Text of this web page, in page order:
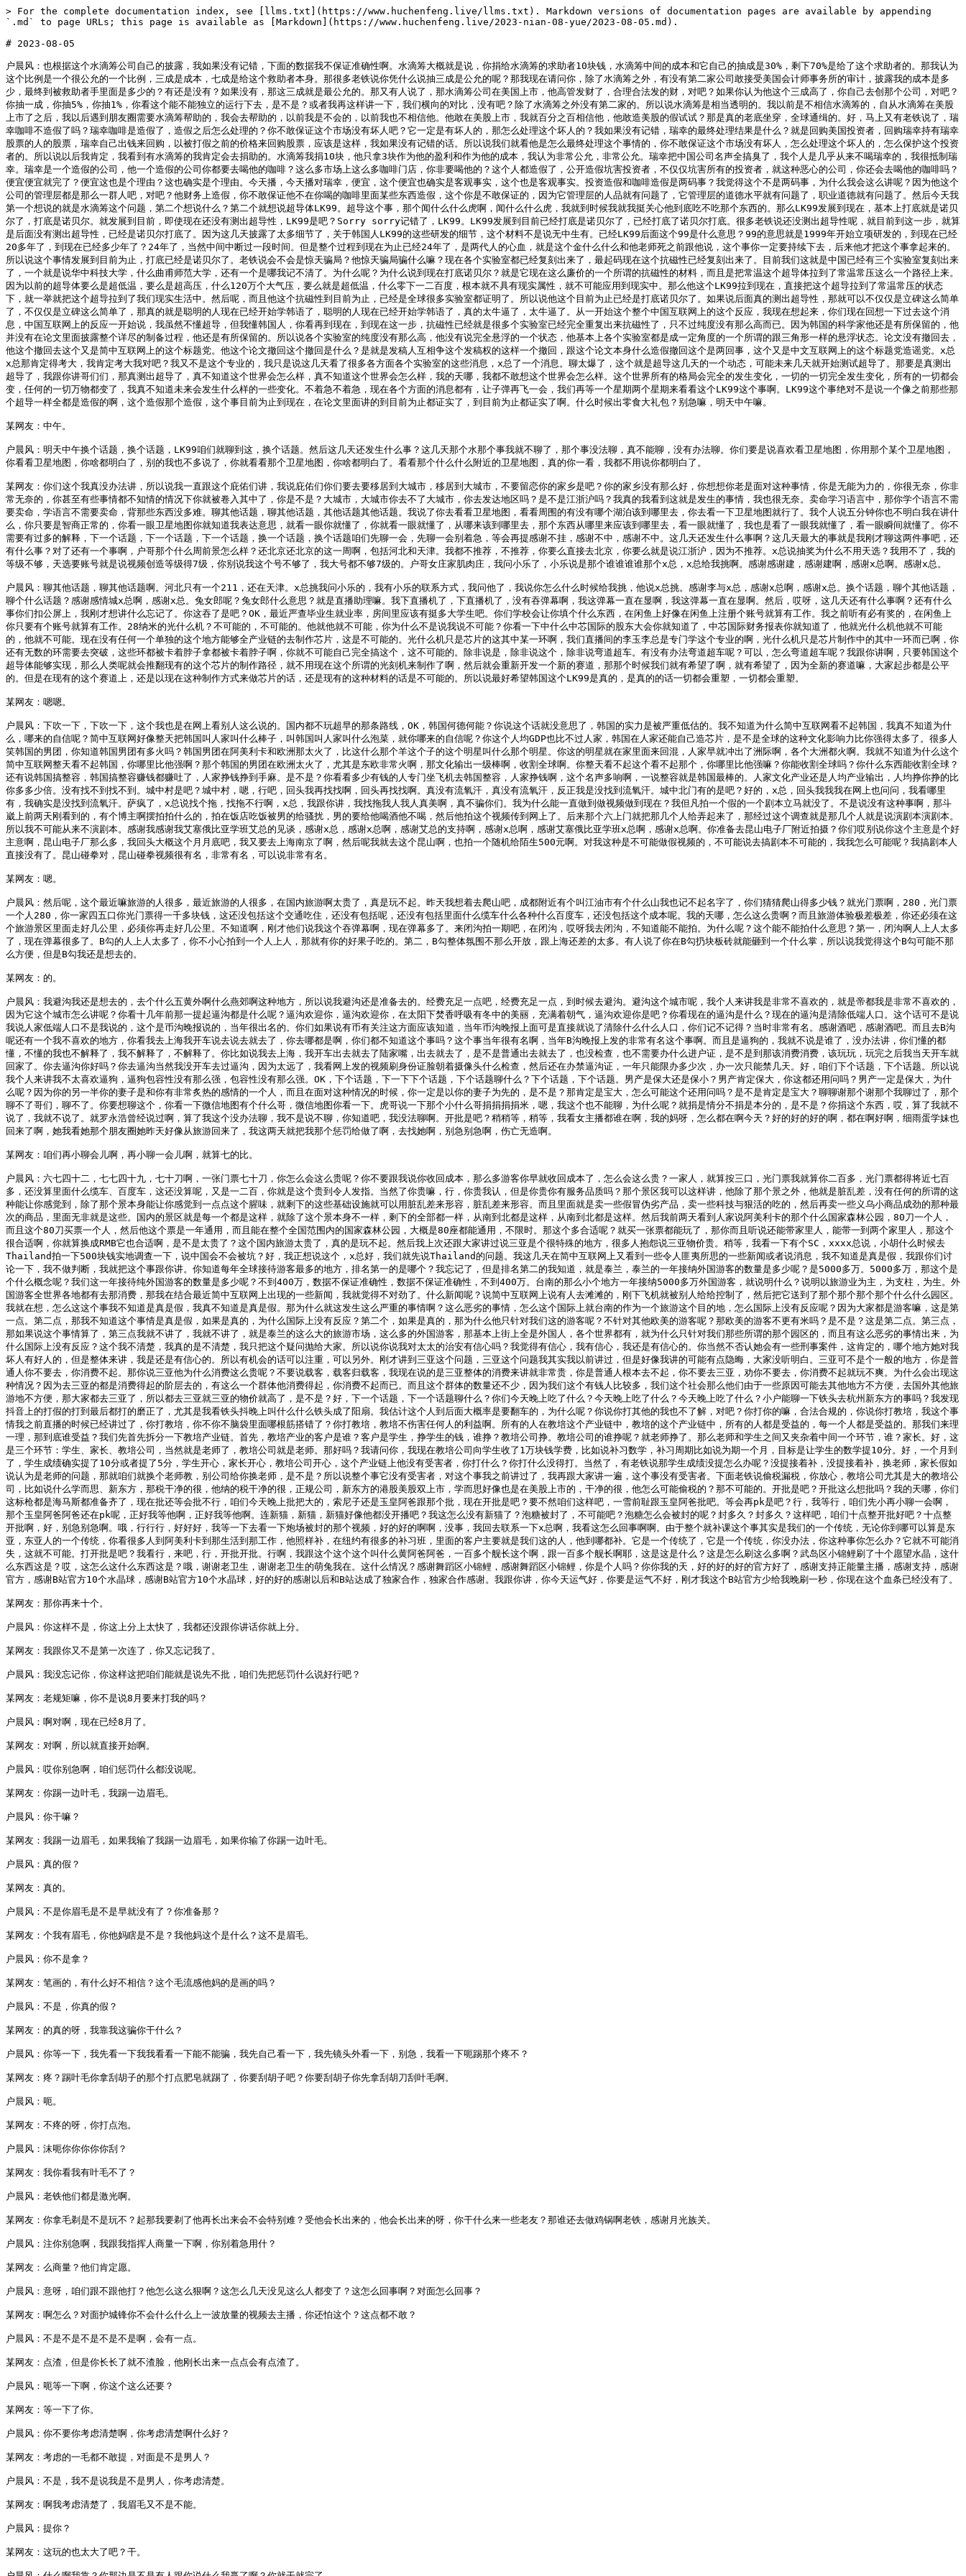
> For the complete documentation index, see [llms.txt](https://www.huchenfeng.live/llms.txt). Markdown versions of documentation pages are available by appending `.md` to page URLs; this page is available as [Markdown](https://www.huchenfeng.live/2023-nian-08-yue/2023-08-05.md).

# 2023-08-05

户晨风：也根据这个水滴筹公司自己的披露，我如果没有记错，下面的数据我不保证准确性啊。水滴筹大概就是说，你捐给水滴筹的求助者10块钱，水滴筹中间的成本和它自己的抽成是30%，剩下70%是给了这个求助者的。那我认为这个比例是一个很公允的一个比例，三成是成本，七成是给这个救助者本身。那很多老铁说你凭什么说抽三成是公允的呢？那我现在请问你，除了水滴筹之外，有没有第二家公司敢接受美国会计师事务所的审计，披露我的成本是多少，最终到被救助者手里面是多少的？有还是没有？如果没有，那这三成就是最公允的。那又有人说了，那水滴筹公司在美国上市，他高管发财了，合理合法发的财，对吧？如果你认为他这个三成高了，你自己去创那个公司，对吧？你抽一成，你抽5%，你抽1%，你看这个能不能独立的运行下去，是不是？或者我再这样讲一下，我们横向的对比，没有吧？除了水滴筹之外没有第二家的。所以说水滴筹是相当透明的。我以前是不相信水滴筹的，自从水滴筹在美股上市了之后，我以后遇到朋友圈需要水滴筹帮助的，我会去帮助的，以前我是不会的，以前我也不相信他。他敢在美股上市，我就百分之百相信他，他敢造美股的假试试？那是真的老底坐穿，全球通缉的。好，马上又有老铁说了，瑞幸咖啡不造假了吗？瑞幸咖啡是造假了，造假之后怎么处理的？你不敢保证这个市场没有坏人吧？它一定是有坏人的，那怎么处理这个坏人的？我如果没有记错，瑞幸的最终处理结果是什么？就是回购美国投资者，回购瑞幸持有瑞幸股票的人的股票，瑞幸自己出钱来回购，以被打假之前的价格来回购股票，应该是这样，我如果没有记错的话。所以说我们就看他是怎么最终处理这个事情的，你不敢保证这个市场没有坏人，怎么处理这个坏人的，怎么保护这个投资者的。所以说以后我肯定，我看到有水滴筹的我肯定会去捐助的。水滴筹我捐10块，他只拿3块作为他的盈利和作为他的成本，我认为非常公允，非常公允。瑞幸把中国公司名声全搞臭了，我个人是几乎从来不喝瑞幸的，我很抵制瑞幸。瑞幸是一个造假的公司，他一个造假的公司你都要去喝他的咖啡？这么多市场上这么多咖啡门店，你非要喝他的？这个人都造假了，公开造假坑害投资者，不仅仅坑害所有的投资者，就这种恶心的公司，你还会去喝他的咖啡吗？便宜便宜就完了？便宜这也是个理由？这也确实是个理由。今天播，今天播对瑞幸，便宜，这个便宜也确实是客观事实，这个也是客观事实。投资造假和咖啡造假是两码事？我觉得这个不是两码事，为什么我会这么讲呢？因为他这个公司的管理层都是那么一群人吧，对吧？他财务上造假，你不敢保证他不在你喝的咖啡里面某些东西造假，这个你是不敢保证的，因为它管理层的人品就有问题了，它管理层的道德水平就有问题了，职业道德就有问题了。然后今天我第一个想说的就是水滴筹这个问题，第二个想说什么？第二个就想说超导体LK99。超导这个事，那个闻什么什么虎啊，闻什么什么虎，我就到时候我就我挺关心他到底吃不吃那个东西的。那么LK99发展到现在，基本上打底就是诺贝尔了，打底是诺贝尔。就发展到目前，即使现在还没有测出超导性，LK99是吧？Sorry sorry记错了，LK99。LK99发展到目前已经打底是诺贝尔了，已经打底了诺贝尔打底。很多老铁说还没测出超导性呢，就目前到这一步，就算是后面没有测出超导性，已经是诺贝尔打底了。因为这几天披露了太多细节了，关于韩国人LK99的这些研发的细节，这个材料不是说无中生有。已经LK99后面这个99是什么意思？99的意思就是1999年开始立项研发的，到现在已经20多年了，到现在已经多少年了？24年了，当然中间中断过一段时间。但是整个过程到现在为止已经24年了，是两代人的心血，就是这个金什么什么和他老师死之前跟他说，这个事你一定要持续下去，后来他才把这个事拿起来的。所以说这个事情发展到目前为止，打底已经是诺贝尔了。老铁说会不会是惊天骗局？他惊天骗局骗什么嘛？现在各个实验室都已经复刻出来了，最起码现在这个抗磁性已经复刻出来了。目前我们这就是中国已经有三个实验室复刻出来了，一个就是说华中科技大学，什么曲甫师范大学，还有一个是哪我记不清了。为什么呢？为什么说到现在打底诺贝尔？就是它现在这么廉价的一个所谓的抗磁性的材料，而且是把常温这个超导体拉到了常温常压这么一个路径上来。因为以前的超导体要么是超低温，要么是超高压，什么120万个大气压，要么就是超低温，什么零下一二百度，根本就不具有现实属性，就不可能应用到现实中。那么他这个LK99拉到现在，直接把这个超导拉到了常温常压的状态下，就一举就把这个超导拉到了我们现实生活中。然后呢，而且他这个抗磁性到目前为止，已经是全球很多实验室都证明了。所以说他这个目前为止已经是打底诺贝尔了。如果说后面真的测出超导性，那就可以不仅仅是立碑这么简单了，不仅仅是立碑这么简单了，那真的就是聪明的人现在已经开始学韩语了，聪明的人现在已经开始学韩语了，真的太牛逼了，太牛逼了。从一开始这个整个中国互联网上的这个反应，我现在想起来，你们现在回想一下过去这个消息，中国互联网上的反应一开始说，我虽然不懂超导，但我懂韩国人，你看再到现在，到现在这一步，抗磁性已经就是很多个实验室已经完全重复出来抗磁性了，只不过纯度没有那么高而已。因为韩国的科学家他还是有所保留的，他并没有在论文里面披露整个详尽的制备过程，他还是有所保留的。所以说各个实验室的纯度没有那么高，他没有说完全悬浮的一个状态，他基本上各个实验室都是成一定角度的一个所谓的跟三角形一样的悬浮状态。论文没有撤回去，他这个撤回去这个又是简中互联网上的这个标题党。他这个论文撤回这个撤回是什么？是就是发稿人互相争这个发稿权的这样一个撤回，跟这个论文本身什么造假撤回这个是两回事，这个又是中文互联网上的这个标题党造谣党。x总x总那肯定得考大，我肯定考大我对吧？我又不是这个专业的，我只是说这几天看了很多各方面各个实验室的这些消息，x总了一个消息。聊太爆了，这个就是超导这几天的一个动态，可能未来几天就开始测试超导了。那要是真测出超导了，我跟你讲哥们们，那真测出超导了，真不知道这个世界会怎么样，真不知道这个世界会怎么样，我的天哪，我都不敢想这个世界会怎么样。这个世界所有的格局会完全的发生变化，一切的一切完全发生变化，所有的一切都会变，任何的一切万物都变了，我真不知道未来会发生什么样的一些变化。不着急不着急，现在各个方面的消息都有，让子弹再飞一会，我们再等一个星期两个星期来看看这个LK99这个事啊。LK99这个事绝对不是说一个像之前那些那个超导一样全都是造假的啊，这个造假那个造假，这个事目前为止到现在，在论文里面讲的到目前为止都证实了，到目前为止都证实了啊。什么时候出零食大礼包？别急嘛，明天中午嘛。

某网友：中午。

户晨风：明天中午换个话题，换个话题，LK99咱们就聊到这，换个话题。然后这几天还发生什么事？这几天那个水那个事我就不聊了，那个事没法聊，真不能聊，没有办法聊。你们要是说喜欢看卫星地图，你用那个某个卫星地图，你看看卫星地图，你啥都明白了，别的我也不多说了，你就看看那个卫星地图，你啥都明白了。看看那个什么什么附近的卫星地图，真的你一看，我都不用说你都明白了。

某网友：你们这个我真没办法讲，所以说我一直跟这个庇佑们讲，我说庇佑们你们要去要移居到大城市，移居到大城市，不要留恋你的家乡是吧？你的家乡没有那么好，你想想你老是面对这种事情，你是无能为力的，你很无奈，你非常无奈的，你甚至有些事情都不知情的情况下你就被卷入其中了，你是不是？大城市，大城市你去不了大城市，你去发达地区吗？是不是江浙沪吗？我真的我看到这就是发生的事情，我也很无奈。卖命学习语言中，那你学个语言不需要卖命，学语言不需要卖命，背那些东西没多难。聊其他话题，聊其他话题，其他话题其他话题。我说了你去看看卫星地图，看看周围的有没有哪个湖泊该到哪里去，你去看一下卫星地图就行了。我个人说五分钟你也不明白我在讲什么，你只要是智商正常的，你看一眼卫星地图你就知道我表达意思，就看一眼你就懂了，你就看一眼就懂了，从哪来该到哪里去，那个东西从哪里来应该到哪里去，看一眼就懂了，我也是看了一眼我就懂了，看一眼瞬间就懂了。你不需要有过多的解释，下一个话题，下一个话题，下一个话题，换一个话题，换个话题咱们先聊一会，先聊一会别着急，等会再提感谢不挂，感谢不中，感谢不中。这几天还发生什么事啊？这几天最大的事就是我刚才聊这两件事吧，还有什么事？对了还有一个事啊，户哥那个什么周前景怎么样？还北京还北京的这一周啊，包括河北和天津。我都不推荐，不推荐，你要么直接去北京，你要么就是说江浙沪，因为不推荐。x总说抽奖为什么不用天选？我用不了，我的等级不够，天选要账号就是说视频创造等级得7级，你别说我这个号不够了，我大号都不够7级的。户哥女庄家肌肉庄，我问小乐了，小乐说是那个谁谁谁谁那个x总，x总给我挑啊。感谢感谢建，感谢建啊，感谢x总啊。感谢x总。

户晨风：聊其他话题，聊其他话题啊。河北只有一个211，还在天津。x总挑我问小乐的，我有小乐的联系方式，我问他了，我说你怎么什么时候给我挑，他说x总挑。感谢李与x总，感谢x总啊，感谢x总。换个话题，聊个其他话题，聊个什么话题？感谢感情城x总啊，感谢x总。兔女郎呢？兔女郎什么意思？就是直播助理嘛。我下直播机了，下直播机了，没有吞弹幕啊，我这弹幕一直在显啊，我这弹幕一直在显啊。然后，哎呀，这几天还有什么事啊？还有什么事你们扣公屏上，我刚才想讲什么忘记了。你这吞了是吧？OK，最近严查毕业生就业率，房间里应该有挺多大学生吧。你们学校会让你填个什么东西，在闲鱼上好像在闲鱼上注册个账号就算有工作。我之前听有必有奖的，在闲鱼上你只要有个账号就算有工作。28纳米的光什么机？不可能的，不可能的。他就他就不可能，你为什么不是说我说不可能？你看一下中什么中芯国际的股东大会你就知道了，中芯国际财务报表你就知道了，他就光什么机他就不可能的，他就不可能。现在没有任何一个单独的这个地方能够全产业链的去制作芯片，这是不可能的。光什么机只是芯片的这其中某一环啊，我们直播间的李玉李总是专门学这个专业的啊，光什么机只是芯片制作中的其中一环而已啊，你还有无数的环需要去突破，这些环都被卡着脖子拿都被卡着脖子啊，你就不可能自己完全搞这个，这不可能的。除非说是，除非说这个，除非说弯道超车。有没有办法弯道超车呢？可以，怎么弯道超车呢？我跟你讲啊，只要韩国这个超导体能够实现，那么人类呢就会推翻现有的这个芯片的制作路径，就不用现在这个所谓的光刻机来制作了啊，然后就会重新开发一个新的赛道，那那个时候我们就有希望了啊，就有希望了，因为全新的赛道嘛，大家起步都是公平的。但是在现有的这个赛道上，还是以现在这种制作方式来做芯片的话，还是现有的这种材料的话是不可能的。所以说最好希望韩国这个LK99是真的，是真的的话一切都会重塑，一切都会重塑。

某网友：嗯嗯。

户晨风：下吹一下，下吹一下，这个我也是在网上看别人这么说的。国内都不玩超早的那条路线，OK，韩国何德何能？你说这个话就没意思了，韩国的实力是被严重低估的。我不知道为什么简中互联网看不起韩国，我真不知道为什么，哪来的自信呢？简中互联网好像整天把韩国叫人家叫什么棒子，叫韩国叫人家叫什么泡菜，就你哪来的自信呢？你这个人均GDP也比不过人家，韩国在人家还能自己造芯片，是不是全球的这种文化影响力比你强得太多了。很多人笑韩国的男团，你知道韩国男团有多火吗？韩国男团在阿美利卡和欧洲那太火了，比这什么那个羊这个子的这个明星叫什么那个明星。你这的明星就在家里面来回混，人家早就冲出了洲际啊，各个大洲都火啊。我就不知道为什么这个简中互联网整天看不起韩国，你哪里比他强啊？那个韩国的男团在欧洲太火了，尤其是东欧非常火啊，那文化输出一级棒啊，收割全球啊。你整天看不起这个看不起那个，你哪里比他强嘛？你能收割全球吗？你什么东西能收割全球？还有说韩国搞整容，韩国搞整容赚钱都赚吐了，人家挣钱挣到手麻。是不是？你看看多少有钱的人专门坐飞机去韩国整容，人家挣钱啊，这个名声多响啊，一说整容就是韩国最棒的。人家文化产业还是人均产业输出，人均挣你挣的比你多多少倍。没有找不到找不到。城中村是吧？城中村，嗯，行吧，回头我再找找啊，回头再找找啊。真没有流氧汗，真没有流氧汗，反正我是没找到流氧汗。城中北门有的是吧？好的，x总，回头我我我在网上也问问，我看哪里有，我确实是没找到流氧汗。萨疯了，x总说找个拖，找拖不行啊，x总，我跟你讲，我找拖我人我人真美啊，真不骗你们。我为什么能一直做到做视频做到现在？我但凡拍一个假的一个剧本立马就没了。不是说没有这种事啊，那斗崴上前两天刚看到的，有个博主啊摆拍拍什么的，拍在饭店吃饭被男的给骚扰，男的要给他喝酒他不喝，然后他拍这个视频传到网上了。后来那个六上门就把那几个人给弄起来了，那经过这个调查就是那几个人就是说演剧本演剧本。所以我不可能从来不演剧本。感谢我感谢我艾塞俄比亚学班艾总的见谈，感谢x总，感谢x总啊，感谢艾总的支持啊，感谢x总啊，感谢艾塞俄比亚学班x总啊，感谢x总啊。你准备去昆山电子厂附近拍摄？你们哎别说你这个主意是个好主意啊，昆山电子厂那么多，我回头大概这个月月底吧，我又要去上海南京了啊，然后呢我就去这个昆山啊，也拍一个随机给陌生500元啊。对我这种是不可能做假视频的，不可能说去搞剧本不可能的，我我怎么可能呢？我搞剧本人直接没有了。昆山碰拳对，昆山碰拳视频很有名，非常有名，可以说非常有名。

某网友：嗯。

户晨风：然后呢，这个最近嘛旅游的人很多，最近旅游的人很多，在国内旅游啊太贵了，真是玩不起。昨天我想着去爬山吧，成都附近有个叫江油市有个什么山我也记不起名字了，你们猜猜爬山得多少钱？就光门票啊，280，光门票一个人280，你一家四五口你光门票得一千多块钱，这还没包括这个交通吃住，还没有包括呢，还没有包括里面什么缆车什么各种什么百度车，还没包括这个成本呢。我的天哪，怎么这么贵啊？而且旅游体验极差极差，你还必须在这个旅游景区里面走好几公里，必须你再走好几公里。不知道啊，刚才他们说我这个吞弹幕啊，现在弹幕多了。来闭沟拍一期吧，在闭沟，哎呀我去闭沟，不知道能不能拍。为什么呢？这个能不能拍什么意思？第一，闭沟啊人上人太多了，现在弹幕很多了。B勾的人上人太多了，你不小心拍到一个人上人，那就有你的好果子吃的。第二，B勾整体氛围不那么开放，跟上海还差的太多。有人说了你在B勾扔块板砖就能砸到一个什么掌，所以说我觉得这个B勾可能不那么方便，但是B勾我还是想去的。

某网友：的。

户晨风：我避沟我还是想去的，去个什么五黄外啊什么燕郊啊这种地方，所以说我避沟还是准备去的。经费充足一点吧，经费充足一点，到时候去避沟。避沟这个城市呢，我个人来讲我是非常不喜欢的，就是帝都我是非常不喜欢的，因为它这个城市怎么讲呢？你看十几年前那一提起逼沟都是什么呢？逼沟欢迎你，逼沟欢迎你，在太阳下焚香呼吸有冬中的美丽，充满着朝气，逼沟欢迎你是吧？你看现在的逼沟是什么？现在的逼沟是清除低端人口。这个话可不是说我说人家低端人口不是我说的，这个是币沟晚报说的，当年很出名的。你们如果说有币有关注这方面应该知道，当年币沟晚报上面可是直接就说了清除什么什么人口，你们记不记得？当时非常有名。感谢酒吧，感谢酒吧。而且去B沟呢还有一个我不喜欢的地方，你看我去上海我开车说去说去就去了，你去哪都是啊，你们都不知道这个事吗？这个事当年很有名啊，当年B沟晚报上发的非常有名这个事啊。而且是逼狗的，我就不说是谁了，没办法讲，你们懂的都懂，不懂的我也不解释了，我不解释了，不解释了。你比如说我去上海，我开车出去就去了陆家嘴，出去就去了，是不是普通出去就去了，也没检查，也不需要办什么进户证，是不是到那该消费消费，该玩玩，玩完之后我当天开车就回家了。你去逼沟你好吗？你去逼沟当然我没开车去过逼沟，因为太远了，我看网上发的视频刷身份证脸朝着摄像头什么检查，然后还在办禁逼沟证，一年只能限办多少次，办一次只能禁几天。好，咱们下个话题，下个话题。所以说我个人来讲我不太喜欢逼狗，逼狗包容性没有那么强，包容性没有那么强。OK，下个话题，下一下下个话题，下个话题聊什么？下个话题，下个话题。男产是保大还是保小？男产肯定保大，你这都还用问吗？男产一定是保大，为什么呢？因为你的另一半你的妻子是和你有非常炙热的感情的一个人，而且在面对这种情况的时候，你一定是以你的妻子为先的，是不是？那肯定是宝大，怎么可能这个还用问吗？是不是肯定是宝大？聊聊谢那个谢那个我聊过了，那个聊不了哥们，聊不了。你要想聊这个，你看一下微信地图有个什么哥，微信地图你看一下。虎哥说一下那个小什么哥捐捐捐捐米，嗯，我这个也不能聊，为什么呢？就捐是情分不捐是本分的，是不是？你捐这个东西，哎，算了我就不说了，我就不说了。就罗永浩曾经说过啊，算了我这个没办法聊，我不是说不聊，你知道吧，我没法聊啊。开批是吧？稍稍等，稍等，我看女主播都谁在啊，我的妈呀，怎么都在啊今天？好的好的好的啊，都在啊好啊，细雨蛋学妹也回来了啊，她我看她那个朋友圈她昨天好像从旅游回来了，我这两天就把我那个惩罚给做了啊，去找她啊，别急别急啊，伤亡无造啊。

某网友：咱们再小聊会儿啊，再小聊一会儿啊，就算七的比。

户晨风：六七四十二，七七四十九，七十刀啊，一张门票七十刀，你怎么会这么贵呢？你不要跟我说你收回成本，那么多游客你早就收回成本了，怎么会这么贵？一家人，就算按三口，光门票我就算你二百多，光门票都得将近七百多，还没算里面什么缆车、百度车，这还没算呢，又是一二百，你就是这个贵到令人发指。当然了你贵嘛，行，你贵我认，但是你贵你有服务品质吗？那个景区我可以这样讲，他除了那个景之外，他就是脏乱差，没有任何的所谓的这种能让你感觉到，除了那个景本身能让你感觉到一点点这个腥味，就剩下的这些基础设施就可以用脏乱差来形容，脏乱差来形容。而且里面就是卖一些假冒伪劣产品，卖一些科技与狠活的吃的，然后再卖一些义乌小商品成劲的那种最次的商品，里面无非就是这些。国内的景区就是每一个都是这样，就除了这个景本身不一样，剩下的全部都一样，从南到北都是这样，从南到北都是这样。然后我前两天看到人家说阿美利卡的那个什么国家森林公园，80刀一个人，而且这个80刀买票一个人，然后他这个票是一年通用，而且能在整个全国范围内的国家森林公园，大概是80座都能通用，不限时。那这个多合适呢？就买一张票都能玩了，那你而且听说还能带家里人，能带一到两个家里人，那这个很合适啊，你就算换成RMB它也合适啊，是不是太贵了？这个国内旅游太贵了，真的是玩不起。然后我上次还跟大家讲过说三亚是个很特殊的地方，很多人抱怨说三亚物价贵。稍等，我看一下有个SC，xxxx总说，小胡什么时候去Thailand拍一下500块钱实地调查一下，说中国会不会被坑？好，我正想说这个，x总好，我们就先说Thailand的问题。我这几天在简中互联网上又看到一些令人匪夷所思的一些新闻或者说消息，我不知道是真是假，我跟你们讨论一下，我不做判断，我就把这个事跟你讲。你知道每年全球接待游客最多的地方，排名第一的是哪个？我忘记了，但是排名第二的我知道，就是泰兰，泰兰的一年接纳外国游客的数量是多少呢？是5000多万。5000多万，那这个是个什么概念呢？我们这一年接待纯外国游客的数量是多少呢？不到400万，数据不保证准确性，数据不保证准确性，不到400万。台南的那么小个地方一年接纳5000多万外国游客，就说明什么？说明以旅游业为主，为支柱，为生。外国游客全世界各地都有去那消费，那我在结合最近简中互联网上出现的一些新闻，我就觉得不对劲了。什么新闻呢？说简中互联网上说有人去滩滩的，刚下飞机就被别人给给控制了，然后把它送到了那个那个那个那个什么什么园区。我就在想，怎么这这个事我不知道是真是假，我真不知道是真是假。那为什么就这发生这么严重的事情啊？这么恶劣的事情，怎么这个国际上就台南的作为一个旅游这个目的地，怎么国际上没有反应呢？因为大家都是游客嘛，这是第一点。第二点，那我不知道这个事情是真是假，如果是真的，为什么国际上没有反应？第二个，如果是真的，那为什么他只针对我们这的游客呢？不针对其他欧美的游客呢？那欧美的游客不更有米吗？是不是？这是第二点。第三点，那如果说这个事情算了，第三点我就不讲了，我就不讲了，就是泰兰的这么大的旅游市场，这么多的外国游客，那基本上街上全是外国人，各个世界都有，就为什么只针对我们那些所谓的那个园区的，而且有这么恶劣的事情出来，为什么国际上没有反应？这个我不清楚，我真的是不清楚，我只把这个疑问抛给大家。所以说你说我对太太的治安有信心吗？我觉得有信心，我有信心，我还是有信心的。你当然不否认她会有一些刑事案件，这肯定的，哪个地方她对我坏人有好人的，但是整体来讲，我是还是有信心的。所以有机会的话可以注重，可以另外。刚才讲到三亚这个问题，三亚这个问题我其实我以前讲过，但是好像我讲的可能有点隐晦，大家没听明白。三亚可不是个一般的地方，你是普通人你不要去，你消费不起。那你说三亚他为什么消费这么贵呢？不要说载客，载客归载客，我现在说的是三亚整体的消费来讲就非常贵，你是普通人根本去不起，你不要去三亚，劝你不要去，你消费不起就玩不爽。为什么会出现这种情况？因为去三亚的都是消费得起的阶层去的，有这么一个群体他消费得起，你消费不起而已。而且这个群体的数量还不少，因为我们这个有钱人比较多，我们这个社会那么他们由于一些原因可能去其他地方不方便，去国外其他旅游地不方便，那大家都去三亚了，所以都去三亚就三亚的物价就高了，是不是？好，下一个话题，下一个话题聊什么？你们今天晚上吃了什么？今天晚上吃了什么？今天晚上吃了什么？小户能聊一下铁头去杭州新东方的事吗？我发现抖音上的打假的打到最后都打的磨正了，尤其是我看铁头抖晚上叫什么什么铁头成了阳扇。我估计这个人到后面大概率是要翻车的，为什么呢？你说你打其他的我也不了解，对吧？你打你的嘛，合法合规的，你说你打教培，我这个事情我之前直播的时候已经讲过了，你打教培，你不你不脑袋里面哪根筋搭错了？你打教培，教培不伤害任何人的利益啊。所有的人在教培这个产业链中，教培的这个产业链中，所有的人都是受益的，每一个人都是受益的。那我们来理一理，那到底谁受益？我们先首先拆分一下教培产业链。首先，教培产业的客户是谁？客户是学生，挣学生的钱，谁挣？教培公司挣。教培公司的谁挣呢？就老师挣了。那么老师和学生之间又夹杂着中间一个环节，谁？家长。好，这是三个环节：学生、家长、教培公司，当然就是老师了，教培公司就是老师。那好吗？我请问你，我现在教培公司向学生收了1万块钱学费，比如说补习数学，补习周期比如说为期一个月，目标是让学生的数学提10分。好，一个月到了，学生成绩确实提了10分或者提了5分，学生开心，家长开心，教培公司开心，这个产业链上他没有受害者，你打什么？你打什么没得打。当然了，有老铁说那学生成绩没提怎么办呢？没提接着补，没提接着补，换老师，家长假如说认为是老师的问题，那就咱们就换个老师教，别公司给你换老师，是不是？所以说整个事它没有受害者，对这个事我之前讲过了，我再跟大家讲一遍，这个事没有受害者。下面老铁说偷税漏税，你放心，教培公司尤其是大的教培公司，比如说什么学而思、新东方，那税干净的很，他纳的税干净的很，正规公司，新东方的港股美股双上市，学而思好像也是在美股上市的，干净的很，他怎么可能偷税的？那不可能的。开批是吧？开批这么想批吗？我的天哪，你们这标枪都是海马斯都准备齐了，现在批还等会批不行，咱们今天晚上批把大的，索尼子还是玉皇